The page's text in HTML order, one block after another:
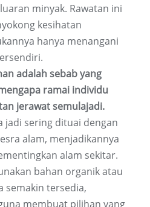
minyak. Rawatan ini
kesihatan
hanya menangani
adalah sebab yang
ramai individu
jerawat semulajadi.
jadi sering dituai dengan
alam, menjadikannya
alam sekitar.
bahan organik atau
semakin tersedia,
membuat pilihan yang